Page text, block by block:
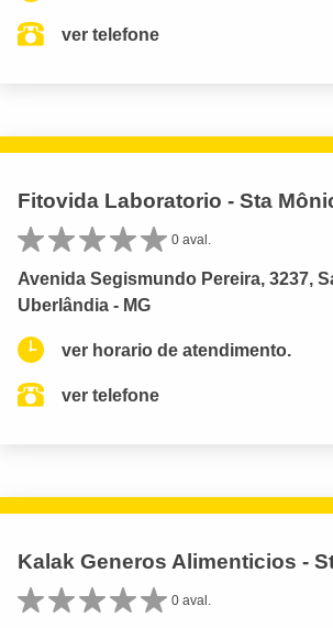
ver telefone
Fitovida Laboratorio - Sta
0 aval.
Avenida Segismundo Pereira, 3237,
Uberlândia - MG
ver horario de atendimento.
ver telefone
Kalak Generos Alimenticios -
0 aval.